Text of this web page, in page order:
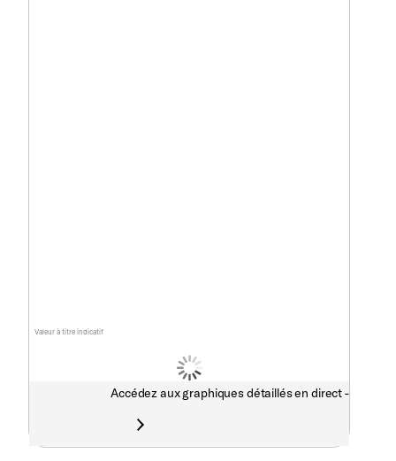
Valeur à titre indicatif
Accédez aux graphiques détaillés en direct -